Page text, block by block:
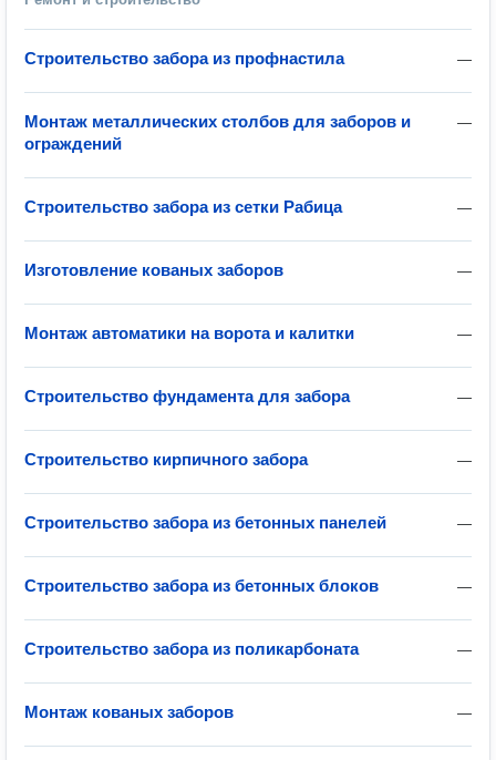
—
Строительство забора из профнастила
—
Монтаж металлических столбов для заборов и
ограждений
—
Строительство забора из сетки Рабица
—
Изготовление кованых заборов
—
Монтаж автоматики на ворота и калитки
—
Строительство фундамента для забора
—
Строительство кирпичного забора
—
Строительство забора из бетонных панелей
—
Строительство забора из бетонных блоков
—
Строительство забора из поликарбоната
—
Монтаж кованых заборов